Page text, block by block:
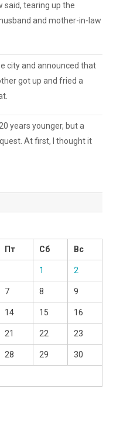
said, tearing up the
and mother-in-law
city and announced that
got up and fried a
years younger, but a
At first, I thought it
Пт Сб Вс
1 2
7 8 9
14 15 16
21 22 23
28 29 30